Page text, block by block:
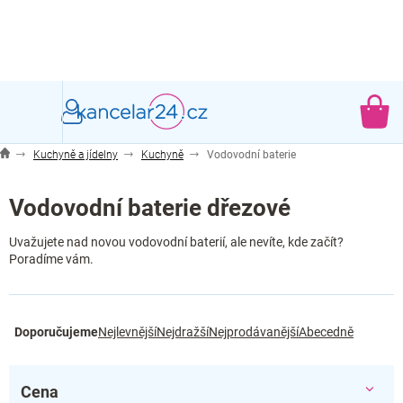
Kuchyně a jídelny Kuchyně Vodovodní baterie
Vodovodní baterie dřezové
Uvažujete nad novou vodovodní baterií, ale nevíte, kde začít?
Poradíme vám.
a
n
DoporučujemeNejlevnějšíNejdražšíNejprodávanějšíAbecedně
Cena